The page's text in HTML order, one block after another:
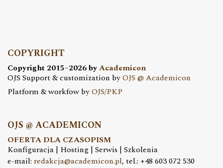
COPYRIGHT
Copyright 2015–2026 byAcademicon
OJS Support & customization byOJS @ Academicon
Platform & workfow byOJS/PKP
OJS @ ACADEMICON
OFERTA DLA CZASOPISM
Konfiguracja | Hosting | Serwis | Szkolenia
e-mail: redakcja@academicon.pl, tel.: +48 603 072 530